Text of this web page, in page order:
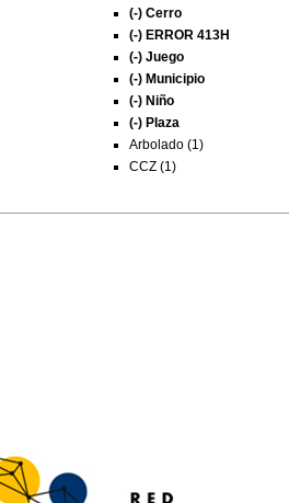
(-) Cerro
(-) ERROR 413H
(-) Juego
(-) Municipio
(-) Niño
(-) Plaza
Arbolado (1)
CCZ (1)